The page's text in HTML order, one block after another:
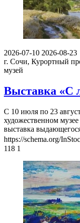
2026-07-10 2026-08-23
г. Сочи, Курортный
музей
Выставка «С
С 10 июля по 23
художественном
выставка
https://schema.org/
118 1